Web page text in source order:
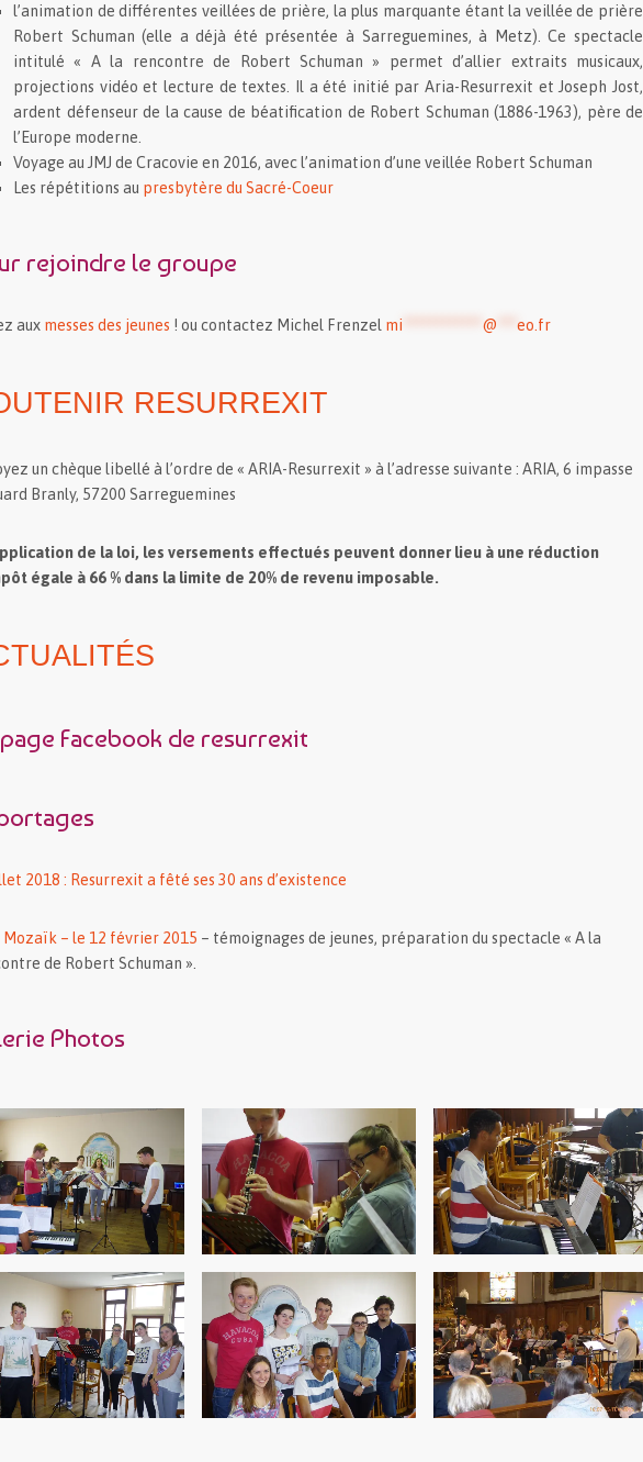
l’animation de différentes veillées de prière, la plus marquante étant la veillée de prière
Robert Schuman (elle a déjà été présentée à Sarreguemines, à Metz). Ce spectacle
intitulé « A la rencontre de Robert Schuman » permet d’allier extraits musicaux,
projections vidéo et lecture de textes. Il a été initié par Aria-Resurrexit et Joseph Jost,
ardent défenseur de la cause de béatification de Robert Schuman (1886-1963), père de
l’Europe moderne.
Voyage au JMJ de Cracovie en 2016, avec l’animation d’une veillée Robert Schuman
Les répétitions au presbytère du Sacré-Coeur
rejoindre le groupe
aux messes des jeunes ! ou contactez Michel Frenzel mi @ eo.fr
RESURREXIT
un chèque libellé à l’ordre de « ARIA-Resurrexit » à l’adresse suivante : ARIA, 6 impasse
Branly, 57200 Sarreguemines
de la loi, les versements effectués peuvent donner lieu à une réduction
égale à 66 % dans la limite de 20% de revenu imposable.
Facebook de resurrexit
2018 : Resurrexit a fêté ses 30 ans d’existence
Mozaïk – le 12 février 2015 – témoignages de jeunes, préparation du spectacle « A la
de Robert Schuman ».
Photos